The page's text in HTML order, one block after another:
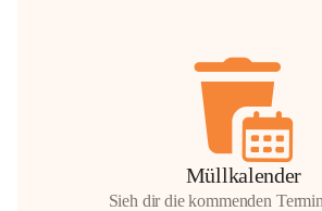
Müllkalender
Sieh dir die kommenden